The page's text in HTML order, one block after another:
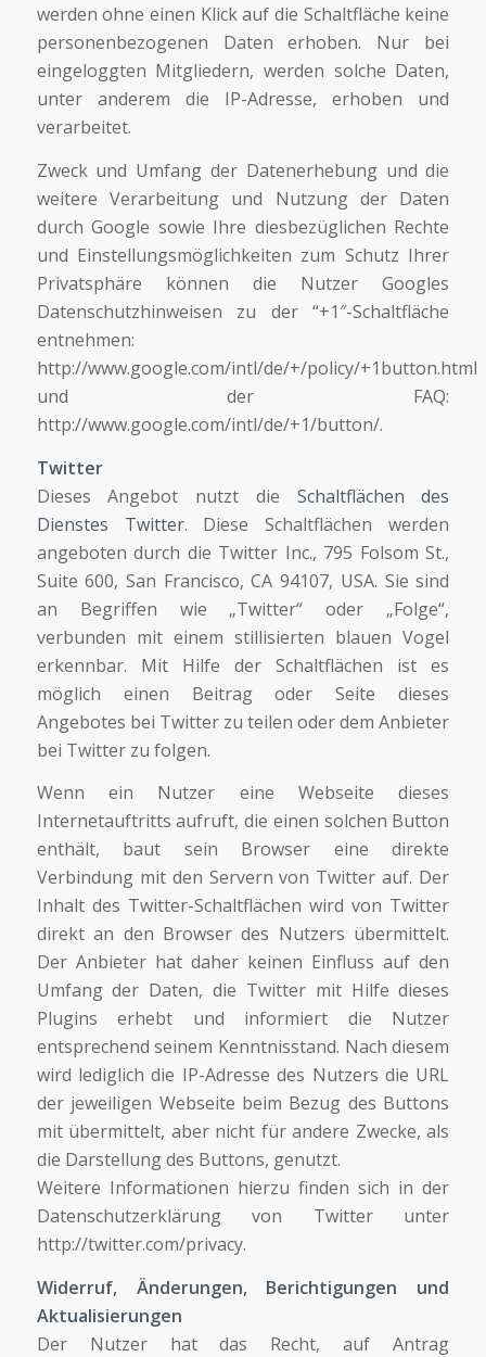
werden ohne einen Klick auf die Schaltfläche keine
personenbezogenen Daten erhoben. Nur bei
eingeloggten Mitgliedern, werden solche Daten,
unter anderem die IP-Adresse, erhoben und
verarbeitet.
Zweck und Umfang der Datenerhebung und die
weitere Verarbeitung und Nutzung der Daten
durch Google sowie Ihre diesbezüglichen Rechte
und Einstellungsmöglichkeiten zum Schutz Ihrer
Privatsphäre können die Nutzer Googles
Datenschutzhinweisen zu der “+1″-Schaltfläche
entnehmen:
http://www.google.com/intl/de/+/policy/+1button.html
und der FAQ:
http://www.google.com/intl/de/+1/button/.
Twitter
Dieses Angebot nutzt die Schaltflächen des
Dienstes Twitter. Diese Schaltflächen werden
angeboten durch die Twitter Inc., 795 Folsom St.,
Suite 600, San Francisco, CA 94107, USA. Sie sind
an Begriffen wie „Twitter“ oder „Folge“,
verbunden mit einem stillisierten blauen Vogel
erkennbar. Mit Hilfe der Schaltflächen ist es
möglich einen Beitrag oder Seite dieses
Angebotes bei Twitter zu teilen oder dem Anbieter
bei Twitter zu folgen.
Wenn ein Nutzer eine Webseite dieses
Internetauftritts aufruft, die einen solchen Button
enthält, baut sein Browser eine direkte
Verbindung mit den Servern von Twitter auf. Der
Inhalt des Twitter-Schaltflächen wird von Twitter
direkt an den Browser des Nutzers übermittelt.
Der Anbieter hat daher keinen Einfluss auf den
Umfang der Daten, die Twitter mit Hilfe dieses
Plugins erhebt und informiert die Nutzer
entsprechend seinem Kenntnisstand. Nach diesem
wird lediglich die IP-Adresse des Nutzers die URL
der jeweiligen Webseite beim Bezug des Buttons
mit übermittelt, aber nicht für andere Zwecke, als
die Darstellung des Buttons, genutzt.
Weitere Informationen hierzu finden sich in der
Datenschutzerklärung von Twitter unter
http://twitter.com/privacy.
Widerruf, Änderungen, Berichtigungen und
Aktualisierungen
Der Nutzer hat das Recht, auf Antrag